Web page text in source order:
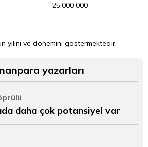
25.000.000
yılını ve dönemini göstermektedir.
yazarları
daha çok potansiyel var